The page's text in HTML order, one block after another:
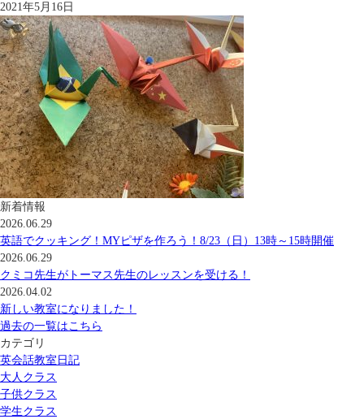
2021年5月16日
新着情報
2026.06.29
英語でクッキング！MYピザを作ろう！8/23（日）13時～15時開催
2026.06.29
クミコ先生がトーマス先生のレッスンを受ける！
2026.04.02
新しい教室になりました！
過去の一覧はこちら
カテゴリ
英会話教室日記
大人クラス
子供クラス
学生クラス